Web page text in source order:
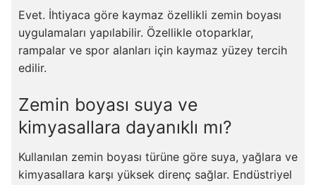
Evet. İhtiyaca göre kaymaz özellikli zemin boyası
uygulamaları yapılabilir. Özellikle otoparklar,
rampalar ve spor alanları için kaymaz yüzey tercih
edilir.
Zemin boyası suya ve
kimyasallara dayanıklı mı?
Kullanılan zemin boyası türüne göre suya, yağlara ve
kimyasallara karşı yüksek direnç sağlar. Endüstriyel